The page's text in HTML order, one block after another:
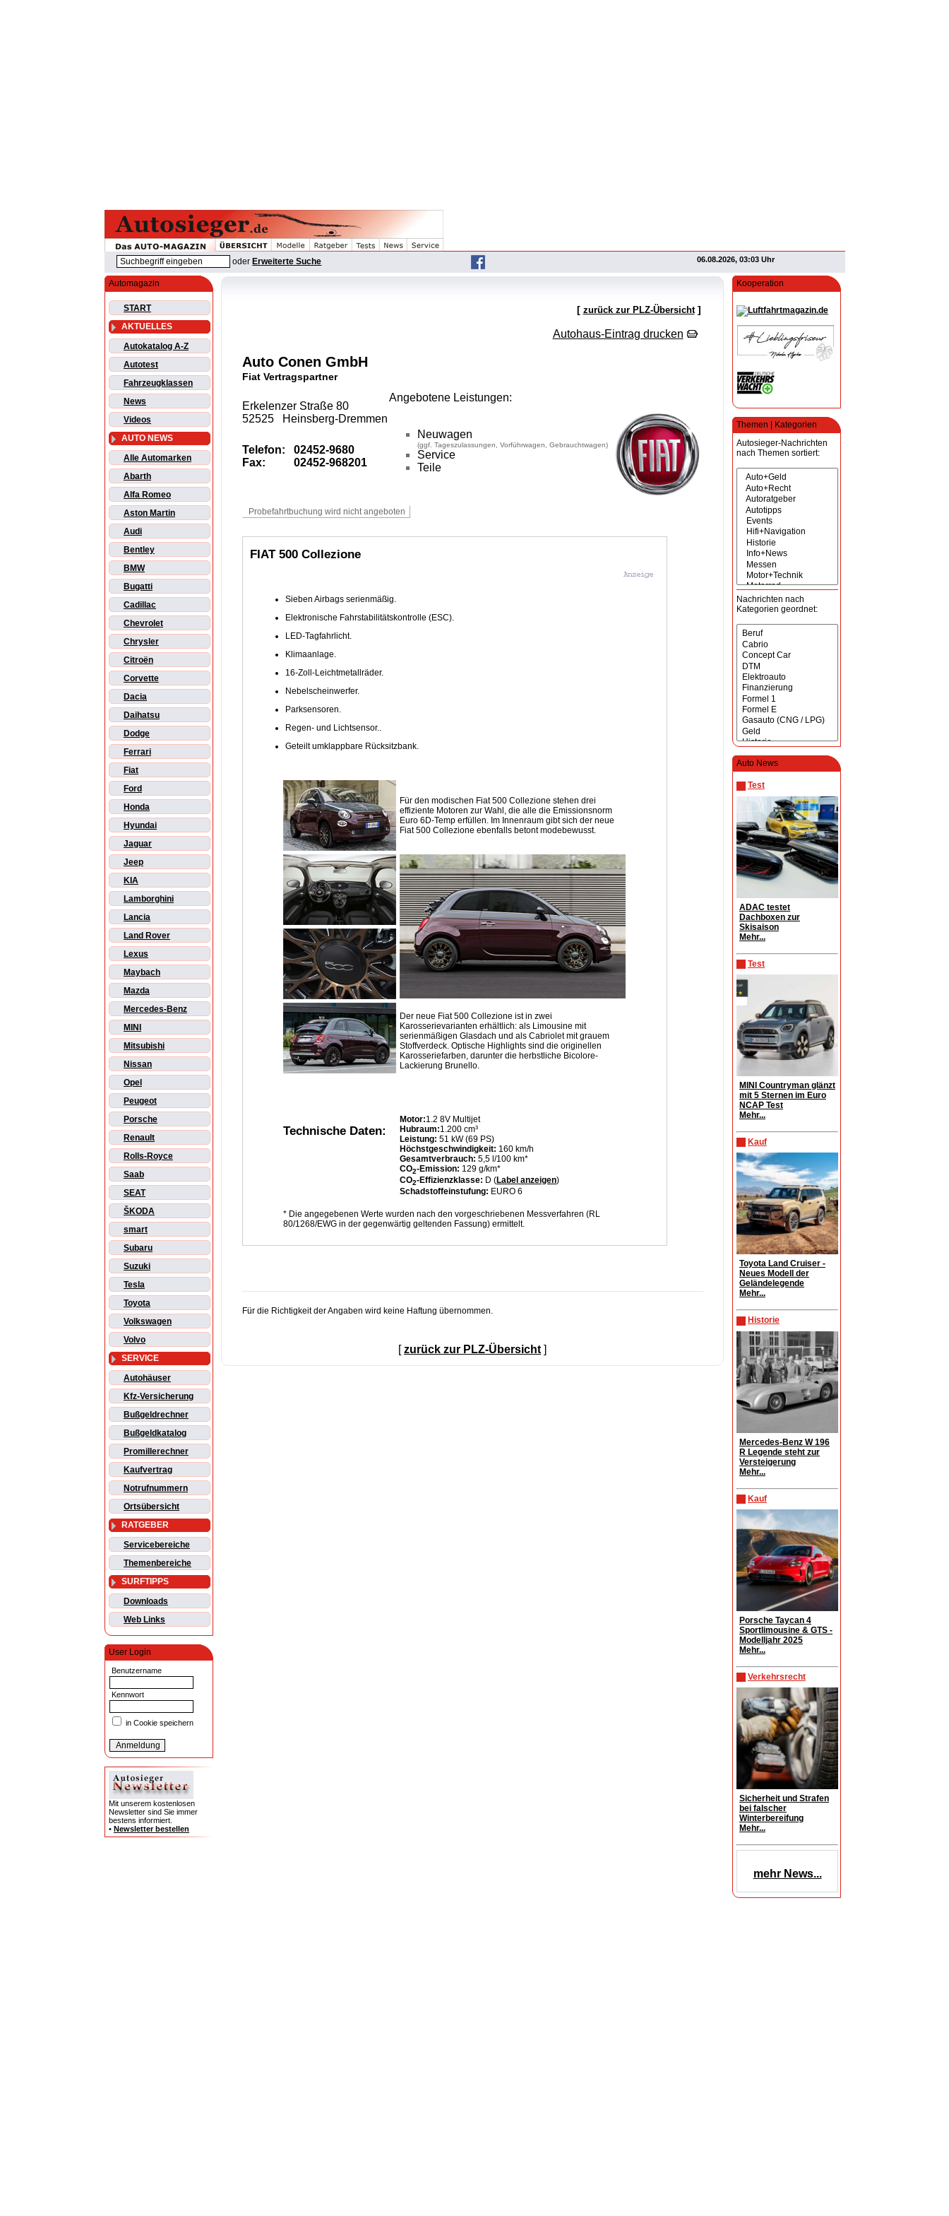
oder Erweiterte Suche 06.08.2026, 03:03 Uhr
Automagazin
START
AKTUELLES
Autokatalog A-Z
Autotest
Fahrzeugklassen
News
Videos
AUTO NEWS
Alle Automarken
Abarth
Alfa Romeo
Aston Martin
Audi
Bentley
BMW
Bugatti
Cadillac
Chevrolet
Chrysler
Citroën
Corvette
Dacia
Daihatsu
Dodge
Ferrari
Fiat
Ford
Honda
Hyundai
Jaguar
Jeep
KIA
Lamborghini
Lancia
Land Rover
Lexus
Maybach
Mazda
Mercedes-Benz
MINI
Mitsubishi
Nissan
Opel
Peugeot
Porsche
Renault
Rolls-Royce
Saab
SEAT
ŠKODA
smart
Subaru
Suzuki
Tesla
Toyota
Volkswagen
Volvo
SERVICE
Autohäuser
Kfz-Versicherung
Bußgeldrechner
Bußgeldkatalog
Promillerechner
Kaufvertrag
Notrufnummern
Ortsübersicht
RATGEBER
Servicebereiche
Themenbereiche
SURFTIPPS
Downloads
Web Links
User Login
Benutzername
Kennwort
in Cookie speichern
Mit unserem kostenlosen
Newsletter sind Sie immer
bestens informiert.
• Newsletter bestellen
Kooperation
Themen | Kategorien
Autosieger-Nachrichten
nach Themen sortiert:
Nachrichten nach
Kategorien geordnet:
Auto News
Test
ADAC testet
Dachboxen zur
Skisaison
Mehr...
Test
MINI Countryman glänzt
mit 5 Sternen im Euro
NCAP Test
Mehr...
Kauf
Toyota Land Cruiser -
Neues Modell der
Geländelegende
Mehr...
Historie
Mercedes-Benz W 196
R Legende steht zur
Versteigerung
Mehr...
Kauf
Porsche Taycan 4
Sportlimousine & GTS -
Modelljahr 2025
Mehr...
Verkehrsrecht
Sicherheit und Strafen
bei falscher
Winterbereifung
Mehr...
mehr News...
[ zurück zur PLZ-Übersicht]
Autohaus-Eintrag drucken
Auto Conen GmbH
Fiat Vertragspartner
Erkelenzer Straße 80
52525 Heinsberg-Dremmen
Telefon: 02452-9680
Fax:
02452-968201
Angebotene Leistungen:
Neuwagen
(ggf. Tageszulassungen, Vorführwagen, Gebrauchtwagen)
Service
Teile
FIAT 500 Collezione
Sieben Airbags serienmäßig.
Elektronische Fahrstabilitätskontrolle (ESC).
LED-Tagfahrlicht.
Klimaanlage.
16-Zoll-Leichtmetallräder.
Nebelscheinwerfer.
Parksensoren.
Regen- und Lichtsensor..
Geteilt umklappbare Rücksitzbank.
Für den modischen Fiat 500 Collezione stehen drei
effiziente Motoren zur Wahl, die alle die Emissionsnorm
Euro 6D-Temp erfüllen. Im Innenraum gibt sich der neue
Fiat 500 Collezione ebenfalls betont modebewusst.
Der neue Fiat 500 Collezione ist in zwei
Karosserievarianten erhältlich: als Limousine mit
serienmäßigen Glasdach und als Cabriolet mit grauem
Stoffverdeck. Optische Highlights sind die originellen
Karosseriefarben, darunter die herbstliche Bicolore-
Lackierung Brunello.
Technische Daten:
Motor:1.2 8V Multijet
Hubraum:1.200 cm³
Leistung: 51 kW (69 PS)
Höchstgeschwindigkeit: 160 km/h
Gesamtverbrauch: 5,5 l/100 km*
CO2-Emission: 129 g/km*
CO2-Effizienzklasse: D (Label anzeigen)
Schadstoffeinstufung: EURO 6
* Die angegebenen Werte wurden nach den vorgeschriebenen Messverfahren (RL
80/1268/EWG in der gegenwärtig geltenden Fassung) ermittelt.
Für die Richtigkeit der Angaben wird keine Haftung übernommen.
zurück zur PLZ-Übersicht]